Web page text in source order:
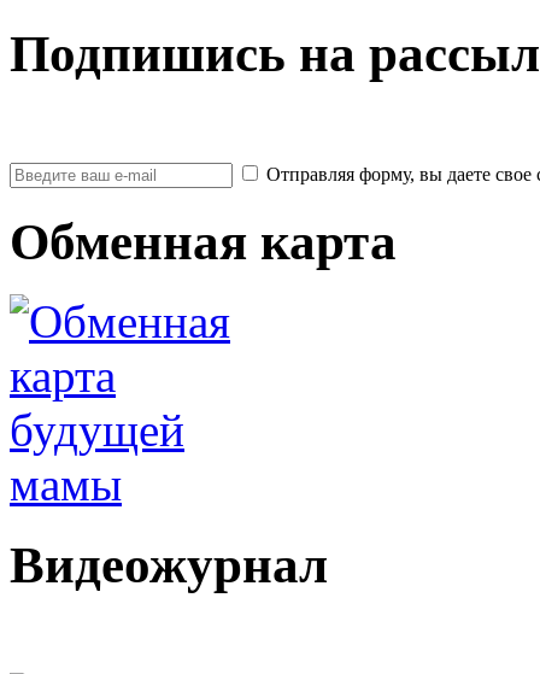
Подпишись на
Отправляя форму, вы даете
Обменная карта
Видеожурнал